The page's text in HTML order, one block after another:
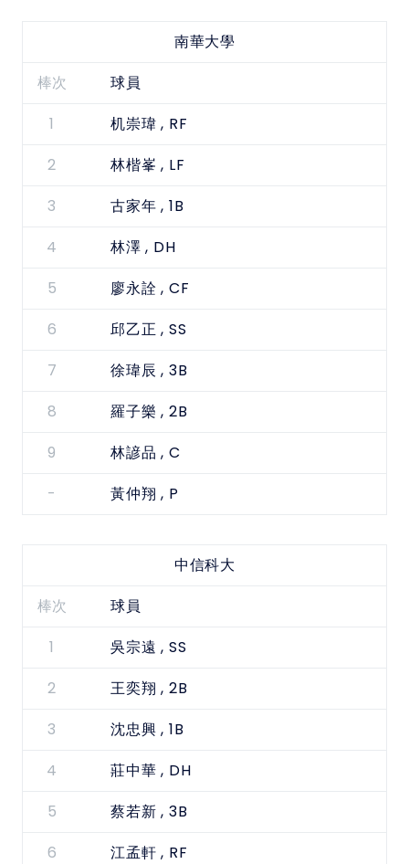
南華大學
棒次 球員
1 机崇瑋 , RF
2
林楷峯 , LF
3
古家年 , 1B
4
林澤 , DH
5
廖永詮 , CF
6
邱乙正 , SS
7
徐瑋辰 , 3B
8
羅子樂 , 2B
9
林諺品 , C
-
黃仲翔 , P
中信科大
棒次 球員
1 吳宗遠 , SS
2
王奕翔 , 2B
3
沈忠興 , 1B
4
莊中華 , DH
5
蔡若新 , 3B
6
江孟軒 , RF